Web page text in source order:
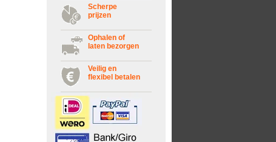
Scherpe
prijzen
Ophalen of
laten bezorgen
Veilig en
flexibel betalen